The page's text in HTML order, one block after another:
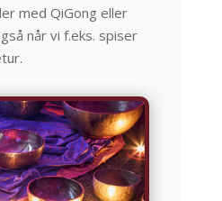
med QiGong eller
når vi f.eks. spiser